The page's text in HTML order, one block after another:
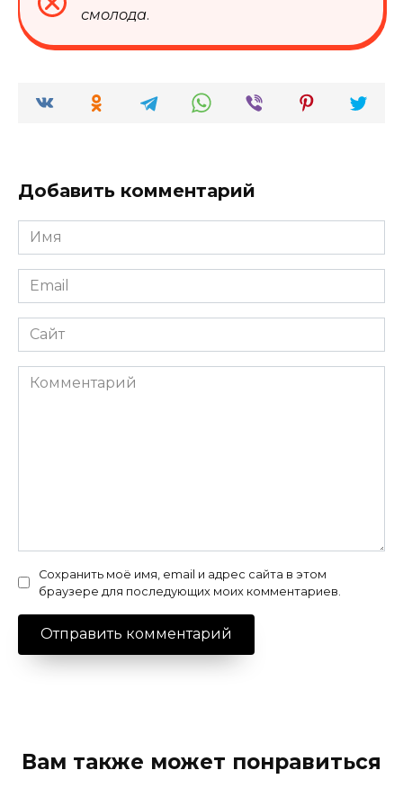
смолода.
Добавить комментарий
Имя
*
Email
*
Сайт
Комментарий
Сохранить моё имя, email и адрес сайта в этом
браузере для последующих моих комментариев.
Вам также может понравиться